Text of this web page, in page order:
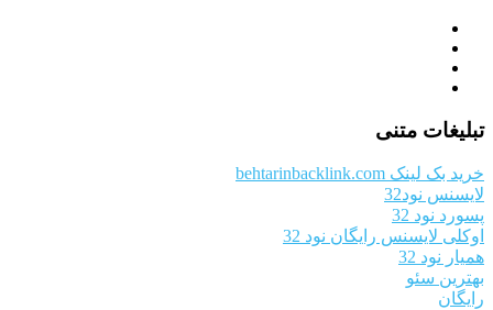
تبلیغات متنی
خرید بک لینک behtarinbacklink.com
لایسنس نود32
پسورد نود 32
اوکلی لایسنس رایگان نود 32
همیار نود 32
بهترین سئو
رایگان